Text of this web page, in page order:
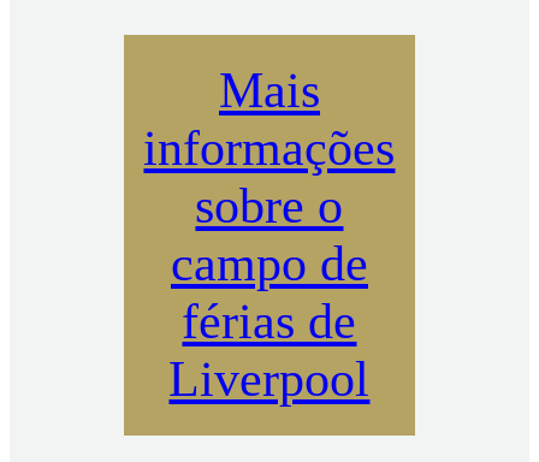
Mais
informações
sobre o
campo de
férias de
Liverpool